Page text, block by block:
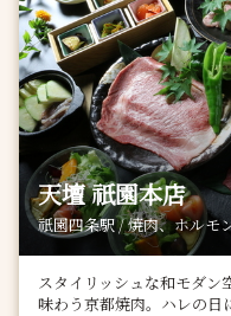
天壇 祇園本店
祇園四条駅 / 焼肉、ホルモ
スタイリッシュな和モダン
味わう京都焼肉。ハレの日